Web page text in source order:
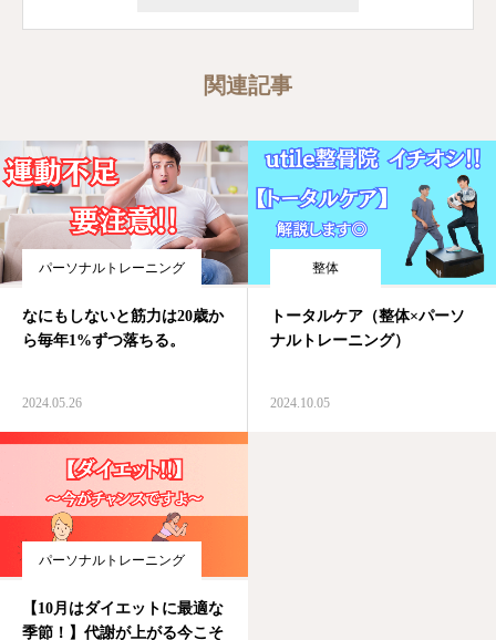
関連記事
パーソナルトレーニング
なにもしないと筋力は20歳か
ら毎年1%ずつ落ちる。
2024.05.26
整体
トータルケア（整体×パーソ
ナルトレーニング）
2024.10.05
パーソナルトレーニング
【10月はダイエットに最適な
季節！】代謝が上がる今こそ